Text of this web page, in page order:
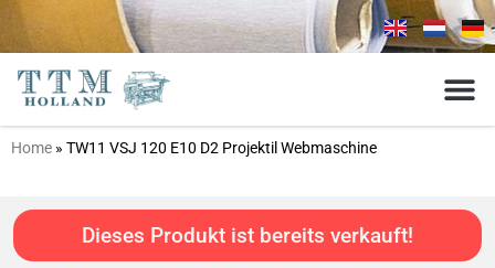
Home » TW11 VSJ 120 E10 D2 Projektil Webmaschine
Dieses Produkt ist bereits verkauft!